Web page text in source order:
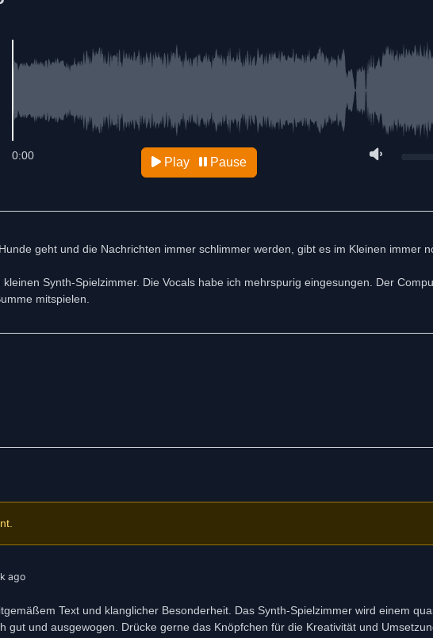
0:00 Play Pause
geht und die Nachrichten immer schlimmer werden, gibt es im Kleinen immer
Synth-Spielzimmer. Die Vocals habe ich mehrspurig eingesungen. Der
mitspielen.
ago
Text und klanglicher Besonderheit. Das Synth-Spielzimmer wird einem
gut und ausgewogen. Drücke gerne das Knöpfchen für die Kreativität und